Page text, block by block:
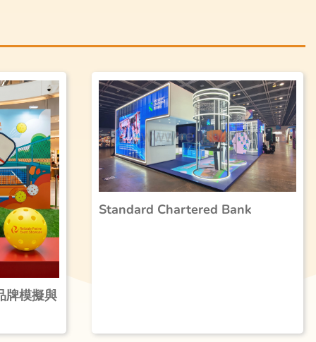
牌模擬與
Standard Chartered Bank